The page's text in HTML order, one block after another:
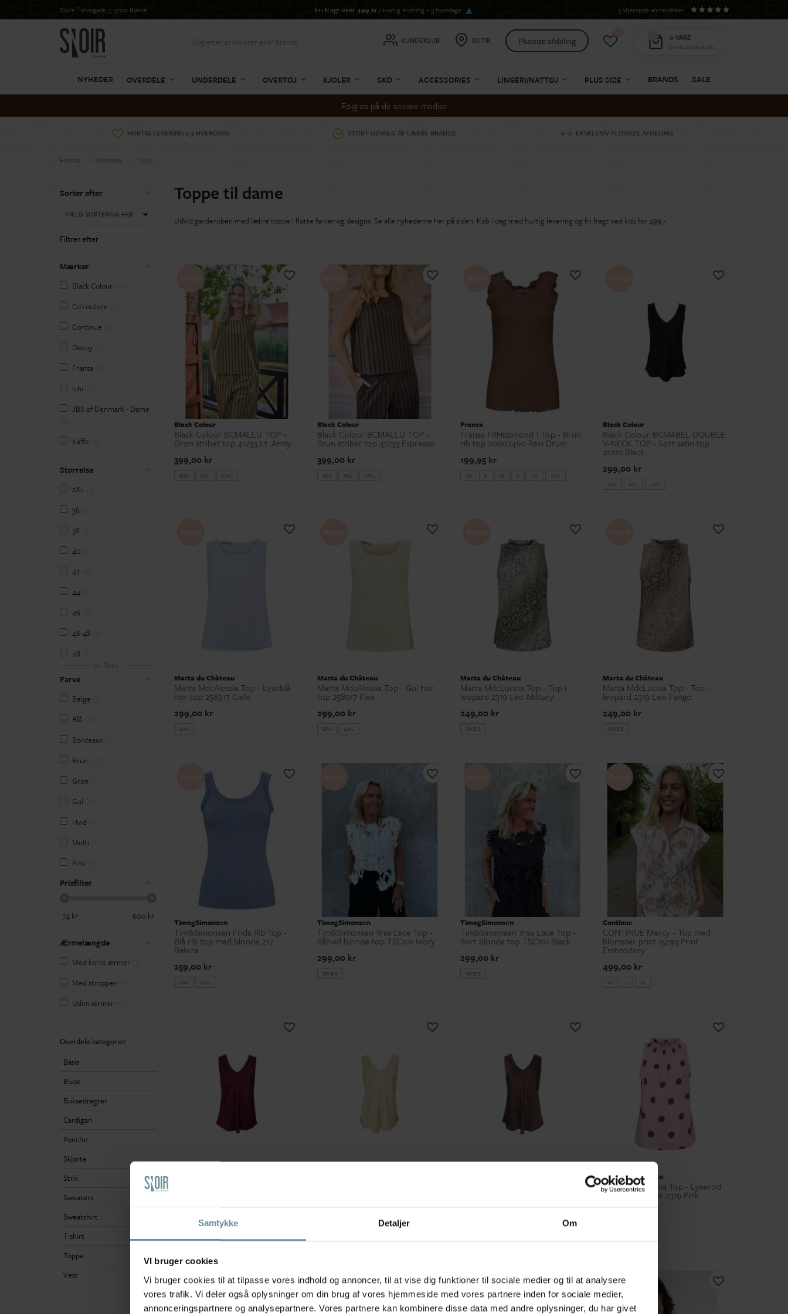
Samtykke Detaljer Om
VI bruger cookies
Vi bruger cookies til at tilpasse vores indhold og annoncer, til at vise dig funktioner til sociale medier og til at analysere
vores trafik. Vi deler også oplysninger om din brug af vores hjemmeside med vores partnere inden for sociale medier,
annonceringspartnere og analysepartnere. Vores partnere kan kombinere disse data med andre oplysninger, du har givet
Store Torvegade 7, 3700 Rønne Fri fragt over 499 kr/ Hurtig levering 1-3 hverdage 5 stjernede anmeldelser
0 VARE
DIN INDKØBSKURV
KUNDEKLUB BUTIK Plussize afdeling
NYHEDER OVERDELE UNDERDELE OVERTØJ KJOLER SKO ACCESSORIES LINGERI/NATTØJ PLUS SIZE BRANDS SALE
Følg os på de sociale medier
HURTIG LEVERING 1-3 HVERDAGE STORT UDVALG AF LÆKRE BRANDS EKSKLUSIV PLUSSIZE AFDELING
Forside Overdele
Sorter efter
VÆLG SORTERING HER
Filtrer efter
Mærker
Black Colour
Co'couture
Continue
Decoy
Fransa
Ichi
JBS of Denmark - Dame
Kaffe
Størrelse
2XL
36
38
40
42
44
46
46-48
48
52
54
54-56
L
L/XL
M
M/L
ONE S
S 15
S/M 24
XS
XXL 8
vis flere...
Farve
Beige
Blå
Bordeaux
Brun
Grøn
Gul
Hvid
Multi
Pink
Rosa 1
Prisfilter
74 kr 600 kr
Ærmelængde
Med korte ærmer
Med stropper
Uden ærmer
Overdele kategorier
Basis
Bluse
Buksedragter
Cardigan
Poncho
Skjorte
Strik
Sweaters
Sweatshirt
T-shirt
Toppe
Vest
Toppe til dame
Udvid garderoben med lækre toppe i flotte farver og designs. Se alle nyhederne her på siden. Køb i dag med hurtig levering og fri fragt ved køb for 499,-
Black Colour
Black Colour BCMALLU TOP -
Grøn stribet top 41233 Lt. Army
399,00 kr
S/M M/L L/XL
Black Colour
Black Colour BCMALLU TOP -
Brun stribet top 41233 Espresso
399,00 kr
S/M M/L L/XL
Fransa
Fransa FRHizamond 1 Top - Brun
rib top 20607460 Rain Drum
199,95 kr
XS S M XL XXL
Black Colour
Black Colour BCMABEL DOUBLE
V-NECK TOP - Sort satin top
41210 Black
299,00 kr
S/M M/L L/XL
Marta du Château
Marta MdcAlessia Top - Lyseblå
hør top 258917 Cielo
299,00 kr
S/M
Marta du Château
Marta MdcAlessia Top - Gul hør
top 258917 Flea
299,00 kr
S/M L/XL
Marta du Château
Marta MdcLucina Top - Top i
leopard 2319 Leo Military
249,00 kr
ONE S
Marta du Château
Marta MdcLucina Top - Top i
leopard 2319 Leo Fango
249,00 kr
ONE S
TimogSimonsen
Tim&Simonsen Frida Rib Top -
Blå rib top med blonde 217
Balena
259,00 kr
S/M L/XL
TimogSimonsen
Tim&Simonsen Yrsa Lace Top -
Råhvid blonde top TSC101 Ivory
299,00 kr
ONE S
TimogSimonsen
Tim&Simonsen Yrsa Lace Top -
Sort blonde top TSC101 Black
299,00 kr
ONE S
Continue
CONTINUE Mercy - Top med
blomster print 15293 Print
Embrodery
499,00 kr
M L XL
top 41210 Plum
299,00 kr
Light Yellow
41210 Coffee
Marta du Château
Marta MdcLucina Top - Lyserød
top med prikker 2319 Pink
249,00 kr
+42 +42